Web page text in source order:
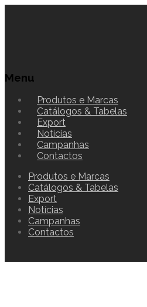
Menu
Produtos e Marcas
Catálogos & Tabelas
Export
Notícias
Campanhas
Contactos
Produtos e Marcas
Catálogos & Tabelas
Export
Notícias
Campanhas
Contactos